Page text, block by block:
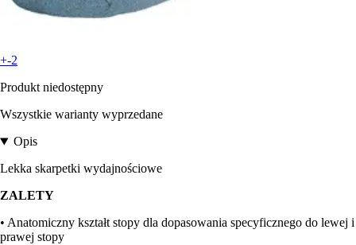
+-2
Produkt niedostępny
Wszystkie warianty wyprzedane
Opis
Lekka skarpetki wydajnościowe
ZALETY
• Anatomiczny kształt stopy dla dopasowania specyficznego do lewej i
prawej stopy